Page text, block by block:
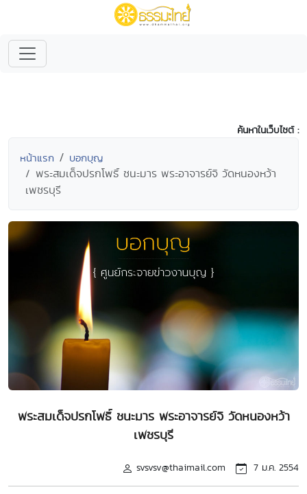
ค้นหาในเว็บไซต์ :
หน้าแรก บอกบุญ
พระสมเด็จปรกโพธิ์ ชนะมาร พระอาจารย์จิ วัดหนองหว้า
เพชรบุรี
พระสมเด็จปรกโพธิ์ ชนะมาร พระอาจารย์จิ วัดหนองหว้า
เพชรบุรี
svsvsv@thaimail.com 7 ม.ค. 2554